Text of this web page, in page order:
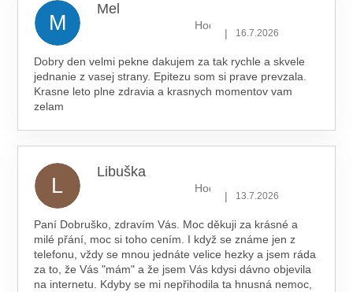
M
Mel
Hodnocení obchodu je 5 z 5
| 16.7.2026
Dobry den velmi pekne dakujem za tak rychle a skvele
jednanie z vasej strany. Epitezu som si prave prevzala.
Krasne leto plne zdravia a krasnych momentov vam
zelam
L
Libuška
Hodnocení obchodu je 5 z 5
| 13.7.2026
Paní Dobruško, zdravím Vás. Moc děkuji za krásné a
milé přání, moc si toho cením. I když se známe jen z
telefonu, vždy se mnou jednáte velice hezky a jsem ráda
za to, že Vás "mám" a že jsem Vás kdysi dávno objevila
na internetu. Kdyby se mi nepřihodila ta hnusná nemoc,